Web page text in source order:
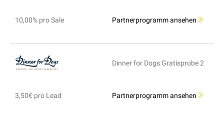
10,00% pro Sale Partnerprogramm ansehen
Dinner for Dogs Gratisprobe 2
3,50€ pro Lead Partnerprogramm ansehen